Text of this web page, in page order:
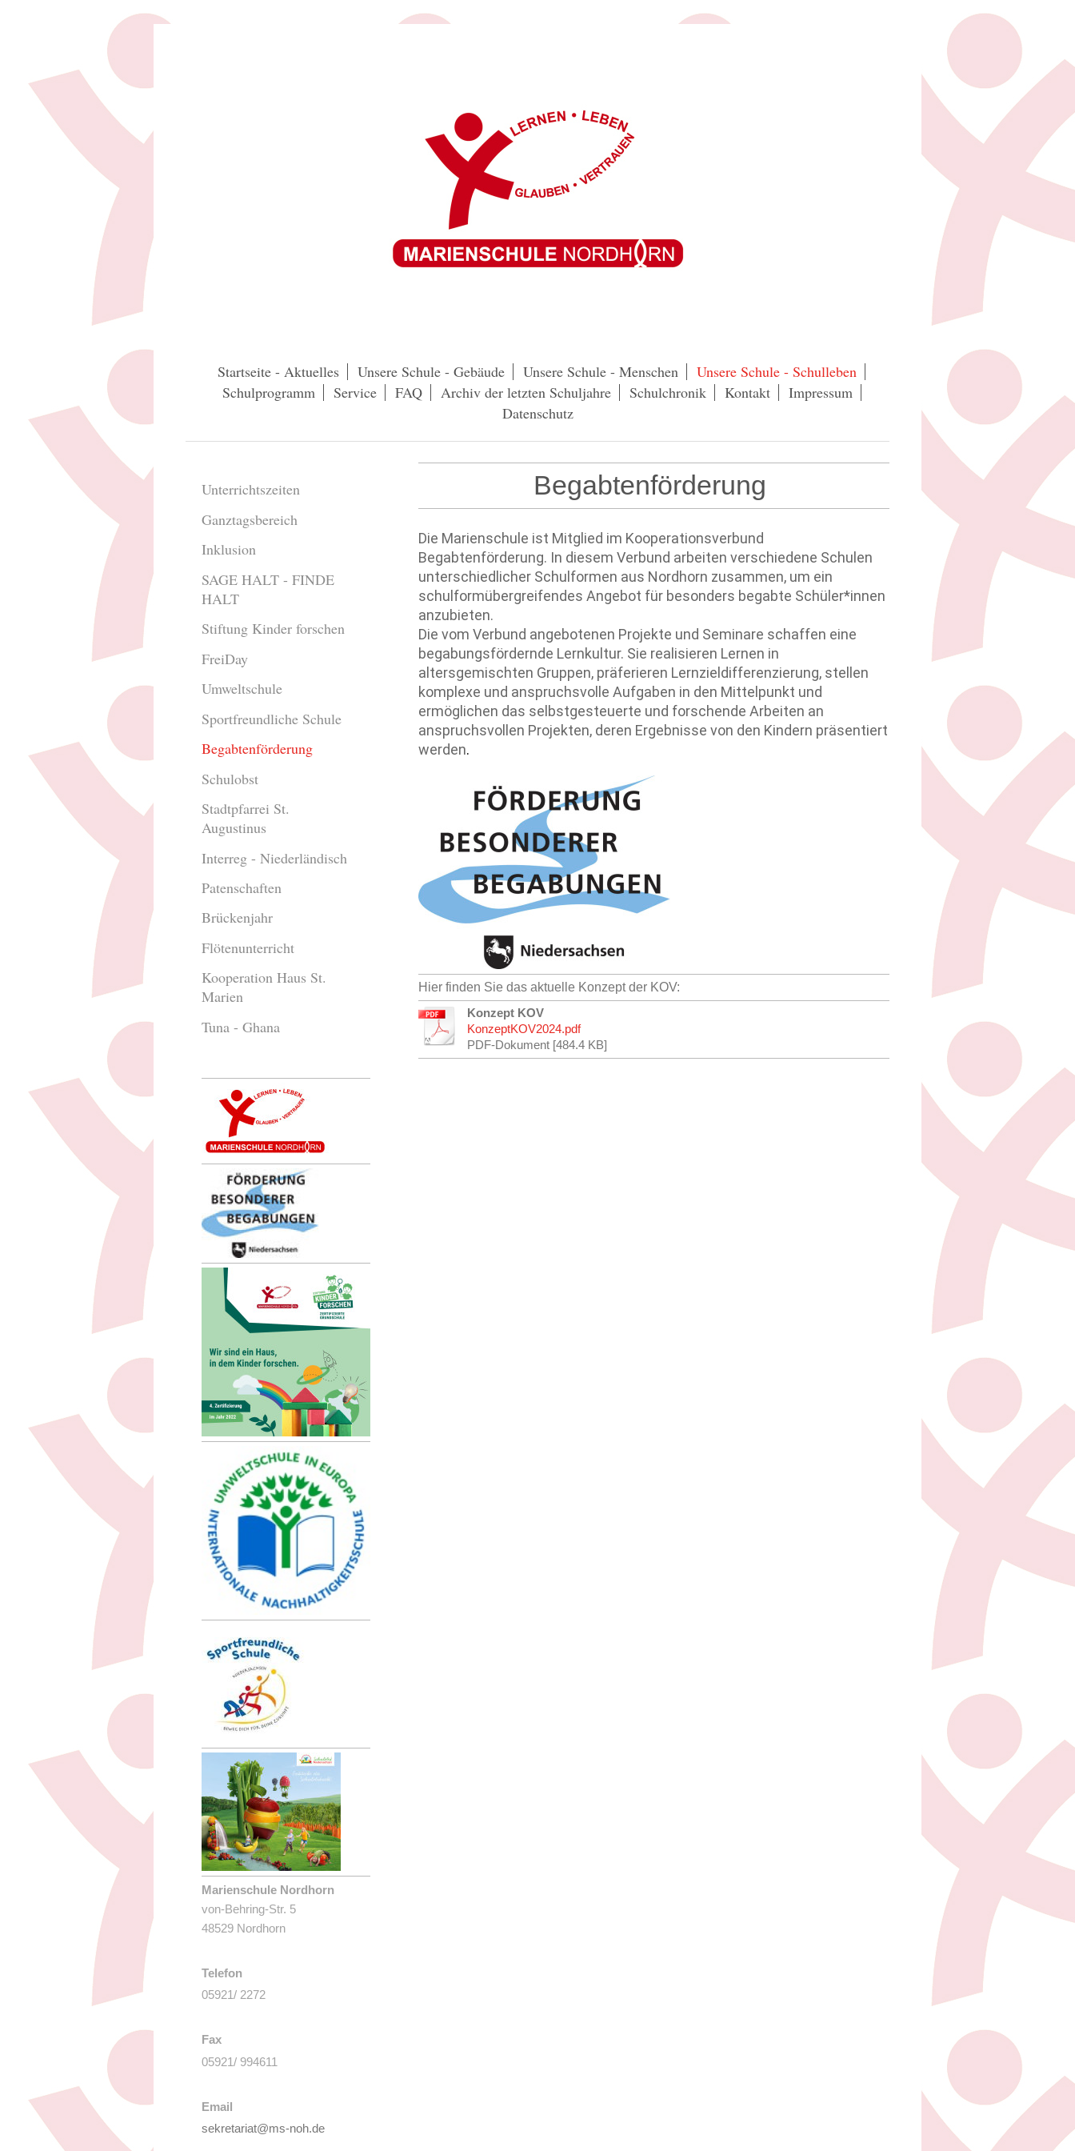
Startseite - Aktuelles Unsere Schule - Gebäude Unsere Schule - Menschen
Unsere Schule - Schulleben
Schulprogramm
Service FAQ Archiv der letzten Schuljahre Schulchronik Kontakt
Impressum
Datenschutz
Begabtenförderung
Die Marienschule ist Mitglied im Kooperationsverbund
Begabtenförderung. In diesem Verbund arbeiten verschiedene Schulen
unterschiedlicher Schulformen aus Nordhorn zusammen, um ein
schulformübergreifendes Angebot für besonders begabte Schüler*innen
anzubieten.
Die vom Verbund angebotenen Projekte und Seminare schaffen eine
begabungsfördernde Lernkultur. Sie realisieren Lernen in
altersgemischten Gruppen, präferieren Lernzieldifferenzierung, stellen
komplexe und anspruchsvolle Aufgaben in den Mittelpunkt und
ermöglichen das selbstgesteuerte und forschende Arbeiten an
anspruchsvollen Projekten, deren Ergebnisse von den Kindern präsentiert
werden.
Hier finden Sie das aktuelle Konzept der KOV:
Konzept KOV
KonzeptKOV2024.pdf
PDF-Dokument [484.4 KB]
Unterrichtszeiten
Ganztagsbereich
Inklusion
SAGE HALT - FINDE
HALT
Stiftung Kinder forschen
FreiDay
Umweltschule
Sportfreundliche Schule
Begabtenförderung
Schulobst
Stadtpfarrei St.
Augustinus
Interreg - Niederländisch
Patenschaften
Brückenjahr
Flötenunterricht
Kooperation Haus St.
Marien
Tuna - Ghana
Marienschule Nordhorn
von-Behring-Str. 5
48529 Nordhorn
Telefon
05921/ 2272
Fax
05921/ 994611
Email
sekretariat@ms-noh.de